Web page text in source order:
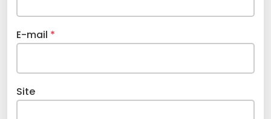
E-mail *
Site